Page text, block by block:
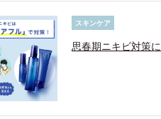
スキンケア
思春期ニキビ対策